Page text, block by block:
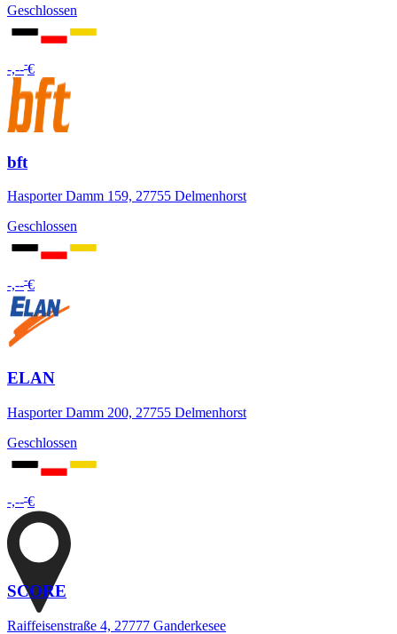
Geschlossen
-,---€
bft
Hasporter Damm 159, 27755 Delmenhorst
Geschlossen
-,---€
ELAN
Hasporter Damm 200, 27755 Delmenhorst
Geschlossen
-,---€
SCORE
Raiffeisenstraße 4, 27777 Ganderkesee